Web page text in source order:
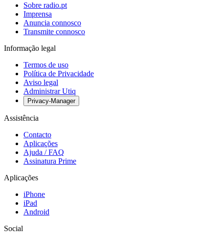
Sobre radio.pt
Imprensa
Anuncia connosco
Transmite connosco
Informação legal
Termos de uso
Política de Privacidade
Aviso legal
Administrar Utiq
Privacy-Manager
Assistência
Contacto
Aplicações
Ajuda / FAQ
Assinatura Prime
Aplicações
iPhone
iPad
Android
Social